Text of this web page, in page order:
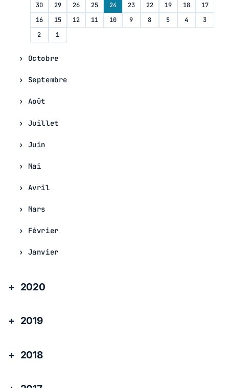
30 29 26 25 24 23 22 19 18
17
16
15 12 11 10 9 8 5 4
3
2
1
Octobre
Septembre
Août
Juillet
Juin
Mai
Avril
Mars
Février
Janvier
2020
2019
2018